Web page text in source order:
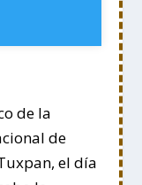
de la
de
el día